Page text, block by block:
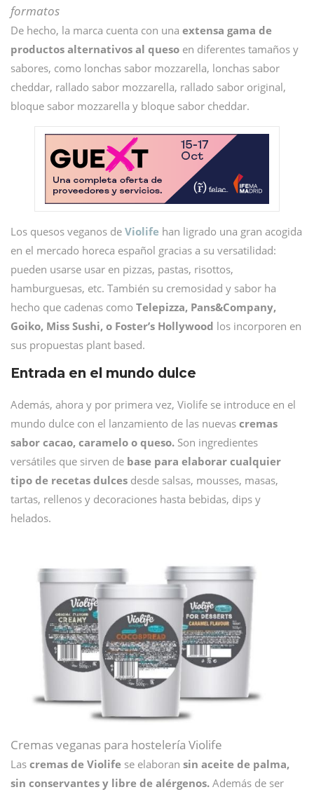
formatos
De hecho, la marca cuenta con una extensa gama de
productos alternativos al queso en diferentes tamaños y
sabores, como lonchas sabor mozzarella, lonchas sabor
cheddar, rallado sabor mozzarella, rallado sabor original,
bloque sabor mozzarella y bloque sabor cheddar.
Los quesos veganos de Violife han ligrado una gran acogida
en el mercado horeca español gracias a su versatilidad:
pueden usarse usar en pizzas, pastas, risottos,
hamburguesas, etc. También su cremosidad y sabor ha
hecho que cadenas como Telepizza, Pans&Company,
Goiko, Miss Sushi, o Foster’s Hollywood los incorporen en
sus propuestas plant based.
Entrada en el mundo dulce
Además, ahora y por primera vez, Violife se introduce en el
mundo dulce con el lanzamiento de las nuevas cremas
sabor cacao, caramelo o queso. Son ingredientes
versátiles que sirven de base para elaborar cualquier
tipo de recetas dulces desde salsas, mousses, masas,
tartas, rellenos y decoraciones hasta bebidas, dips y
helados.
Cremas veganas para hostelería Violife
Las cremas de Violife se elaboran sin aceite de palma,
sin conservantes y libre de alérgenos. Además de ser